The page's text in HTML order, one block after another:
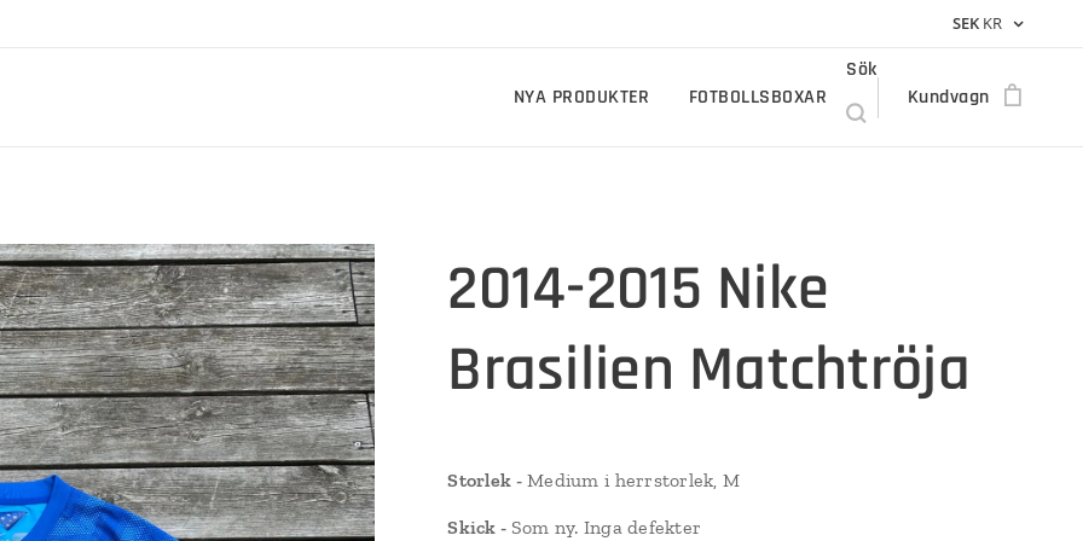
SEK KR
NYA PRODUKTER FOTBOLLSBOXAR
Sök
Kundvagn
2014-2015 Nike
Brasilien Matchtröja
Storlek -Medium i herrstorlek, M
Skick - Som ny. Inga defekter